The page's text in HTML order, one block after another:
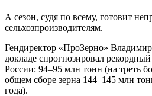
А сезон, судя по всему, готовит
сельхозпроизводителям.
Гендиректор «ПроЗерно»
докладе спрогнозировал
России: 94–95 млн тонн (на треть
общем сборе зерна 144–145 млн
года).